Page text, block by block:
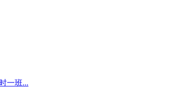
一班...